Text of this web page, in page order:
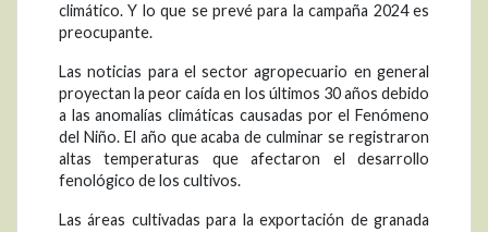
climático. Y lo que se prevé para la campaña 2024 es
preocupante.
Las noticias para el sector agropecuario en general
proyectan la peor caída en los últimos 30 años debido
a las anomalías climáticas causadas por el Fenómeno
del Niño. El año que acaba de culminar se registraron
altas temperaturas que afectaron el desarrollo
fenológico de los cultivos.
Las áreas cultivadas para la exportación de granada